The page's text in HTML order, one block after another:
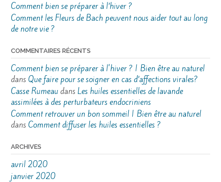
Comment bien se préparer à l’hiver ?
Comment les Fleurs de Bach peuvent nous aider tout au long
de notre vie ?
COMMENTAIRES RÉCENTS
Comment bien se préparer à l'hiver ? | Bien être au naturel
dans Que faire pour se soigner en cas d’affections virales?
Casse Rumeaudans Les huiles essentielles de lavande
assimilées à des perturbateurs endocriniens
Comment retrouver un bon sommeil | Bien être au naturel
dans Comment diffuser les huiles essentielles ?
ARCHIVES
avril 2020
janvier 2020